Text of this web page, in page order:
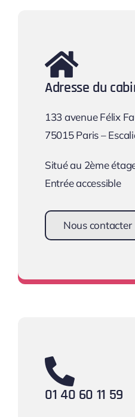
Adresse du
133 avenue Félix
75015 Paris –
Situé au 2ème
Entrée accessible
Nous contacter
01 40 60 11 59